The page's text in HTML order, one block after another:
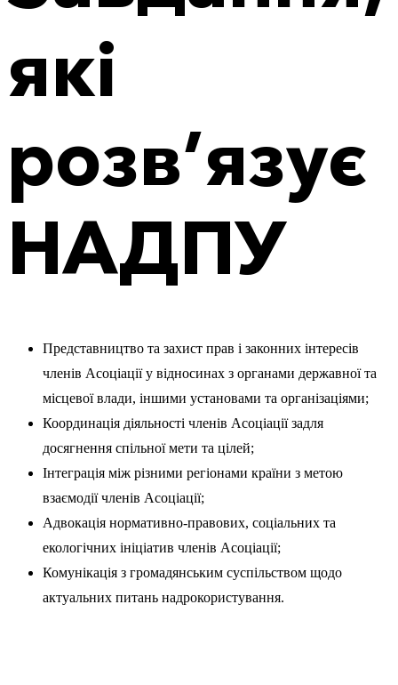
які
розв’язує
НАДПУ
Представництво та захист прав і законних інтересів
членів Асоціації у відносинах з органами державної та
місцевої влади, іншими установами та організаціями;
Координація діяльності членів Асоціації задля
досягнення спільної мети та цілей;
Інтеграція між різними регіонами країни з метою
взаємодії членів Асоціації;
Адвокація нормативно-правових, соціальних та
екологічних ініціатив членів Асоціації;
Комунікація з громадянським суспільством щодо
актуальних питань надрокористування.